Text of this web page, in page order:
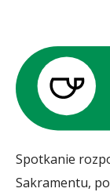
Spotkanie
Sakramentu,